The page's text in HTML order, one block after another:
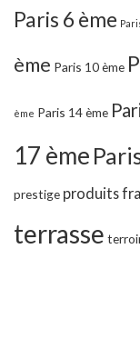
Paris 6 ème
ème Paris 10 ème
ème Paris 14 ème
17 ème
prestige produits
terrasse